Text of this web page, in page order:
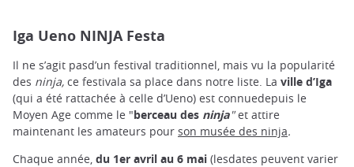
Iga Ueno NINJA Festa
Il ne s’agit pasd’un festival traditionnel, mais vu la popularité
des ninja, ce festivala sa place dans notre liste. La ville d’Iga
(qui a été rattachée à celle d’Ueno) est connuedepuis le
Moyen Age comme le "berceau des ninja"et attire
maintenant les amateurs pour son musée des ninja.
Chaque année, du 1er avril au 6 mai (lesdates peuvent varier